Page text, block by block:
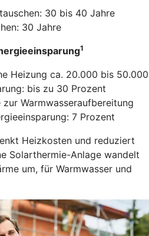
30 bis 40 Jahre
30 Jahre
1
Heizung ca. 20.000 bis 50.000
bis zu 30 Prozent
Warmwasseraufbereitung
7 Prozent
Heizkosten und reduziert
Solarthermie-Anlage wandelt
um, für Warmwasser und